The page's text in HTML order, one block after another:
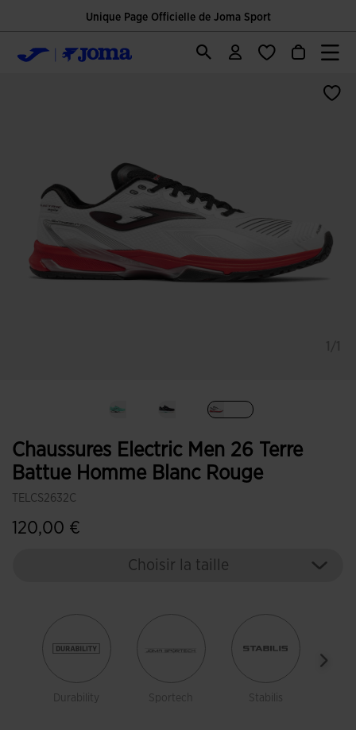
Unique Page Officielle de Joma Sport
Chaussures Electric Men 26 Terre
Battue Homme Blanc Rouge
TELCS2632C
120,00 €
Choisir la taille
Durability Sportech Stabilis